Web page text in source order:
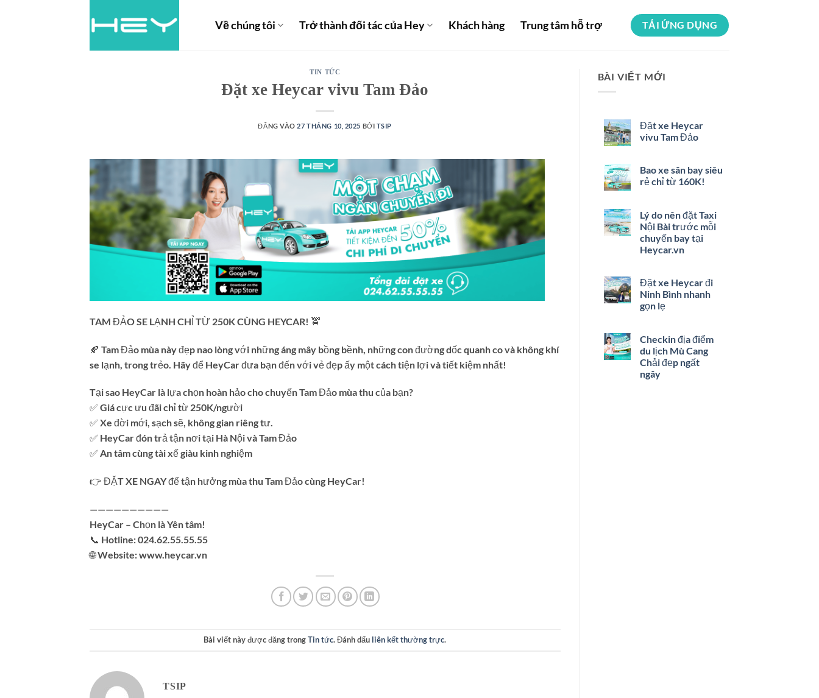
Về chúng tôi Trở thành đối tác của Hey Khách hàng Trung tâm hỗ trợ TẢI ỨNG DỤNG
TIN TỨC
Đặt xe Heycar vivu Tam Đảo
ĐĂNG VÀO27 THÁNG 10, 2025 BỞI TSIP
TAM ĐẢO SE LẠNH CHỈ TỪ 250K CÙNG HEYCAR! 🚖
🍂 Tam Đảo mùa này đẹp nao lòng với những áng mây bồng bềnh, những con đường dốc quanh co và không khí
se lạnh, trong trẻo. Hãy để HeyCar đưa bạn đến với vẻ đẹp ấy một cách tiện lợi và tiết kiệm nhất!
Tại sao HeyCar là lựa chọn hoàn hảo cho chuyến Tam Đảo mùa thu của bạn?
✅ Giá cực ưu đãi chỉ từ 250K/người
✅ Xe đời mới, sạch sẽ, không gian riêng tư.
✅ HeyCar đón trả tận nơi tại Hà Nội và Tam Đảo
✅ An tâm cùng tài xế giàu kinh nghiệm
👉 ĐẶT XE NGAY để tận hưởng mùa thu Tam Đảo cùng HeyCar!
——————————
HeyCar – Chọn là Yên tâm!
📞 Hotline: 024.62.55.55.55
🌐 Website: www.heycar.vn
Bài viết này được đăng trongTin tức. Đánh dấu liên kết thường trực.
TSIP
BÀI VIẾT MỚI
Đặt xe Heycar
vivu Tam Đảo
Bao xe sân bay siêu
rẻ chỉ từ 160K!
Lý do nên đặt Taxi
Nội Bài trước mỗi
chuyến bay tại
Heycar.vn
Đặt xe Heycar đi
Ninh Bình nhanh
gọn lẹ
Checkin địa điểm
du lịch Mù Cang
Chải đẹp ngất
ngây